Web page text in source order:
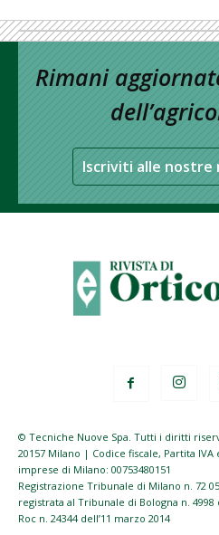
Rimani
Iscriviti alle
© Tecniche Nuove Spa. Tutti i diritti
20157 Milano | Codice fiscale, Partita
imprese di Milano: 00753480151
Registrazione Tribunale di Milano n. 72
registrata al Tribunale di Bologna n. 4998
Roc n. 24344 dell’11 marzo 2014